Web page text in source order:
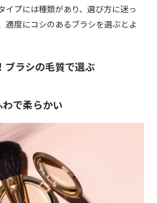
イプには種類があり、選び方に迷っ
適度にコシのあるブラシを選ぶとよ
ブラシの毛質で選ぶ
わで柔らかい